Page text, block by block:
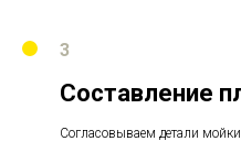
3
Составление
Согласовываем детали